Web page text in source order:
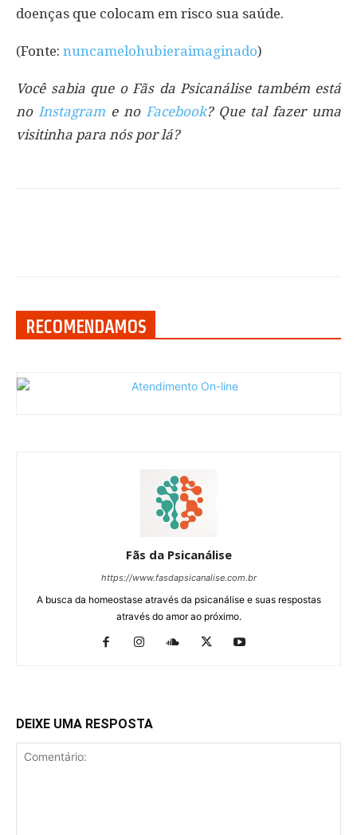
doenças que colocam em risco sua saúde.
(Fonte: nuncamelohubieraimaginado)
Você sabia que o Fãs da Psicanálise também está
no Instagrame no Facebook? Que tal fazer uma
visitinha para nós por lá?
RECOMENDAMOS
Fãs da Psicanálise
https://www.fasdapsicanalise.com.br
A busca da homeostase através da psicanálise e suas respostas
através do amor ao próximo.
DEIXE UMA RESPOSTA